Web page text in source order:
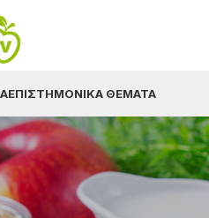
ΕΠΙΣΤΗΜΟΝΙΚΆ ΘΈΜΑΤΑ